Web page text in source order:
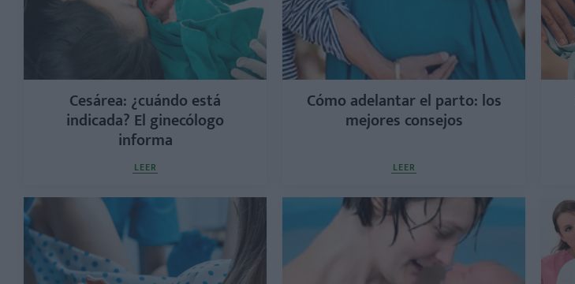
Cesárea: ¿cuándo está
indicada? El ginecólogo
informa
LEER
Cómo adelantar el parto: los
mejores consejos
LEER